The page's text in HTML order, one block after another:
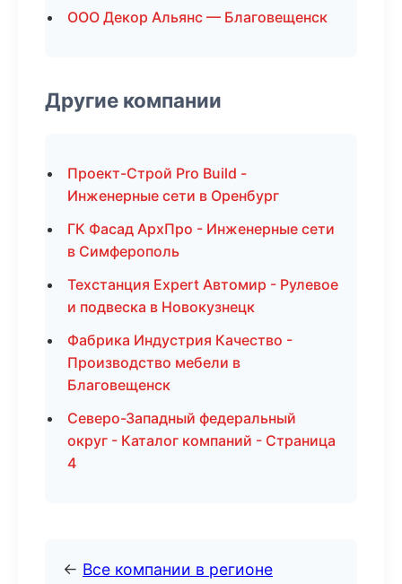
ООО Декор Альянс — Благовещенск
Другие компании
Проект-Строй Pro Build -
Инженерные сети в Оренбург
ГК Фасад АрхПро - Инженерные сети
в Симферополь
Техстанция Expert Автомир - Рулевое
и подвеска в Новокузнецк
Фабрика Индустрия Качество -
Производство мебели в
Благовещенск
Северо-Западный федеральный
округ - Каталог компаний - Страница
4
← Все компании в регионе